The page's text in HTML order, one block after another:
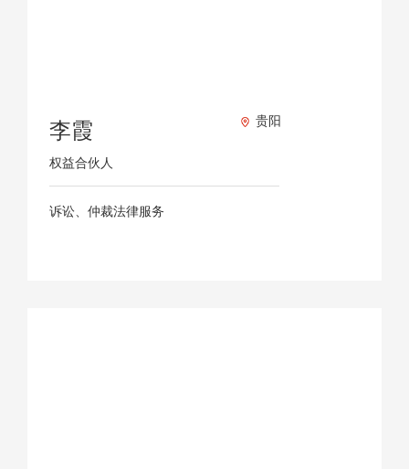
李霞
权益合伙人
贵阳
诉讼、仲裁法律服务